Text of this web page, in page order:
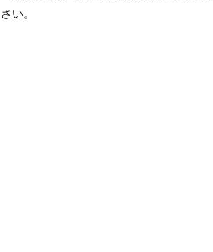
さい。